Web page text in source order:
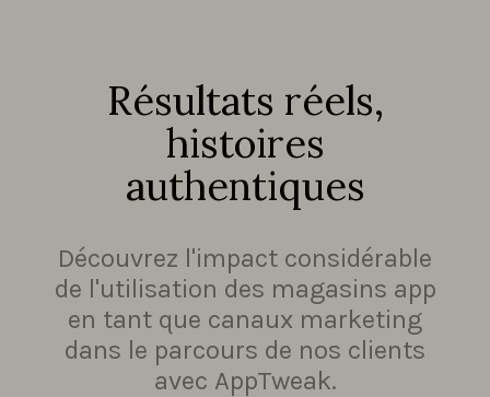
Résultats réels,
histoires
authentiques
Découvrez l'impact considérable
de l'utilisation des magasins app
en tant que canaux marketing
dans le parcours de nos clients
avec AppTweak.